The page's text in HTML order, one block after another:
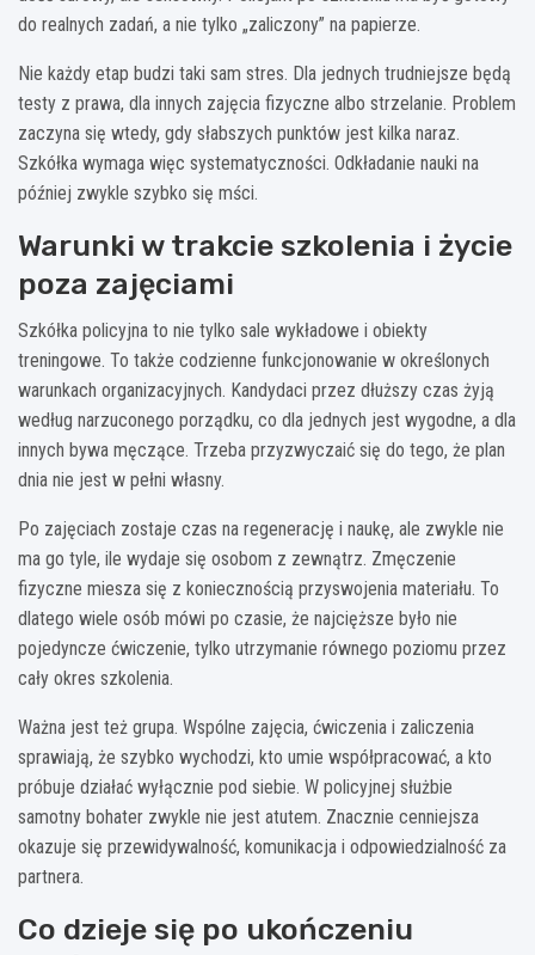
do realnych zadań, a nie tylko „zaliczony” na papierze.
Nie każdy etap budzi taki sam stres. Dla jednych trudniejsze będą
testy z prawa, dla innych zajęcia fizyczne albo strzelanie. Problem
zaczyna się wtedy, gdy słabszych punktów jest kilka naraz.
Szkółka wymaga więc systematyczności. Odkładanie nauki na
później zwykle szybko się mści.
Warunki w trakcie szkolenia i życie
poza zajęciami
Szkółka policyjna to nie tylko sale wykładowe i obiekty
treningowe. To także codzienne funkcjonowanie w określonych
warunkach organizacyjnych. Kandydaci przez dłuższy czas żyją
według narzuconego porządku, co dla jednych jest wygodne, a dla
innych bywa męczące. Trzeba przyzwyczaić się do tego, że plan
dnia nie jest w pełni własny.
Po zajęciach zostaje czas na regenerację i naukę, ale zwykle nie
ma go tyle, ile wydaje się osobom z zewnątrz. Zmęczenie
fizyczne miesza się z koniecznością przyswojenia materiału. To
dlatego wiele osób mówi po czasie, że najcięższe było nie
pojedyncze ćwiczenie, tylko utrzymanie równego poziomu przez
cały okres szkolenia.
Ważna jest też grupa. Wspólne zajęcia, ćwiczenia i zaliczenia
sprawiają, że szybko wychodzi, kto umie współpracować, a kto
próbuje działać wyłącznie pod siebie. W policyjnej służbie
samotny bohater zwykle nie jest atutem. Znacznie cenniejsza
okazuje się przewidywalność, komunikacja i odpowiedzialność za
partnera.
Co dzieje się po ukończeniu